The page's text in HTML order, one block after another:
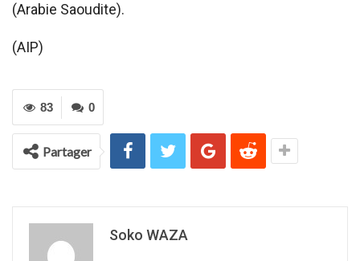
(Arabie Saoudite).
(AIP)
0
83
Partager
Soko WAZA